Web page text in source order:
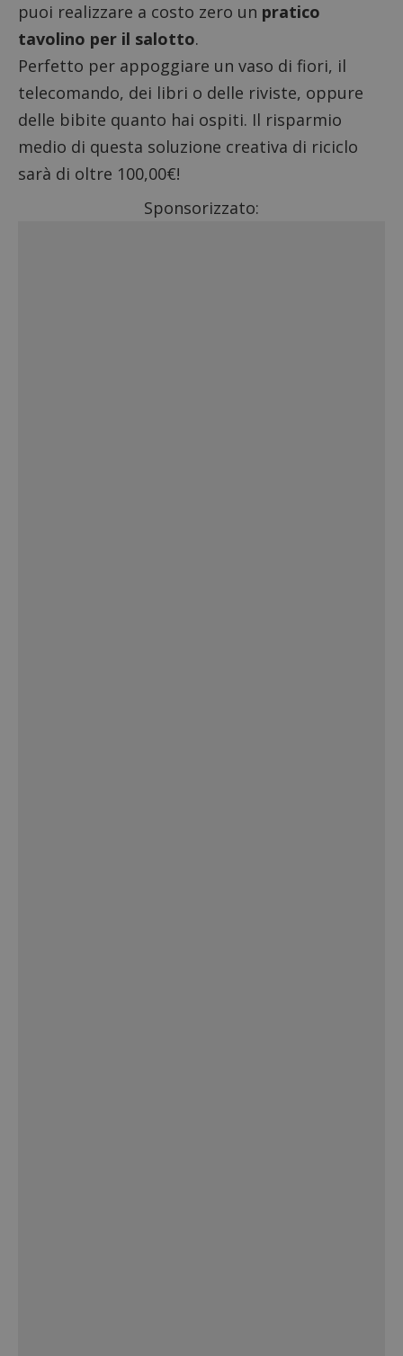
puoi realizzare a costo zero un pratico
tavolino per il salotto.
Perfetto per appoggiare un vaso di fiori, il
telecomando, dei libri o delle riviste, oppure
delle bibite quanto hai ospiti. Il risparmio
medio di questa soluzione creativa di riciclo
sarà di oltre 100,00€!
Sponsorizzato: